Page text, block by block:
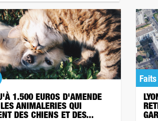
1.500 EUROS D'AMENDE
ANIMALERIES QUI
DES CHIENS ET DES...